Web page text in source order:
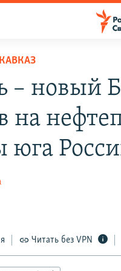
– новый
на
юга
Читать без VPN